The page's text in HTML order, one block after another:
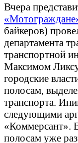
Вчера
байкеров)
департамента
транспортной
Максимом
городские
полосам,
транспорта.
следующими
«Коммерсант».
полосам уже